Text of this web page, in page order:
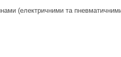
(електричними та